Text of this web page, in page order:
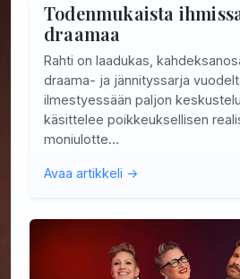
Todenmukaista
draamaa
Rahti on laadukas,
draama- ja jännityssarja
ilmestyessään paljon
käsittelee poikkeuksellisen
moniulotte…
Avaa artikkeli →